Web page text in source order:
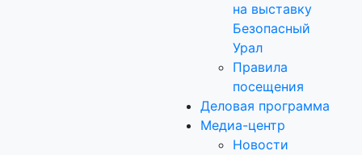
на выставку
Безопасный
Урал
Правила
посещения
Деловая программа
Медиа-центр
Новости